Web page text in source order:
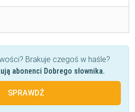
Brakuje czegoś w haśle?
abonenci Dobrego słownika.
SPRAWDŹ